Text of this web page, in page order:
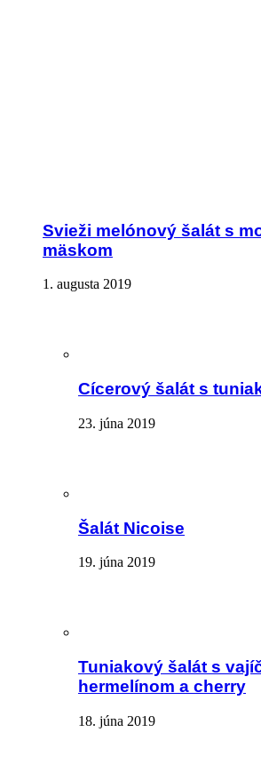
Svieži melónový šalát s
mäskom
1. augusta 2019
Cícerový šalát s
23. júna 2019
Šalát Nicoise
19. júna 2019
Tuniakový šalát s
hermelínom a cherry
18. júna 2019